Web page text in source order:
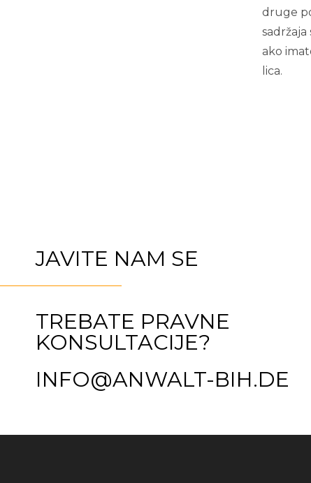
druge
ako
lica.
JAVITE NAM SE
TREBATE PRAVNE
KONSULTACIJE?
INFO@ANWALT-BIH.DE